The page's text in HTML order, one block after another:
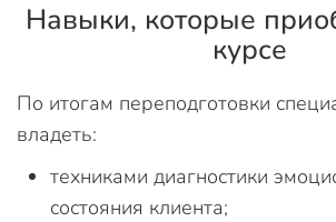
Навыки, которые
курсе
По итогам переподготовки
владеть:
техниками диагностики
состояния клиента;